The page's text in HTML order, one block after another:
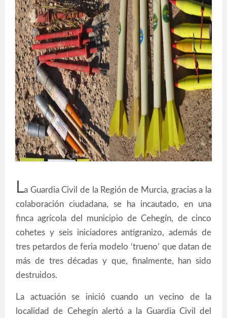
La Guardia Civil de la Región de Murcia, gracias a la
colaboración ciudadana, se ha incautado, en una
finca agrícola del municipio de Cehegín, de cinco
cohetes y seis iniciadores antigranizo, además de
tres petardos de feria modelo ‘trueno’ que datan de
más de tres décadas y que, finalmente, han sido
destruidos.
La actuación se inició cuando un vecino de la
localidad de Cehegín alertó a la Guardia Civil del